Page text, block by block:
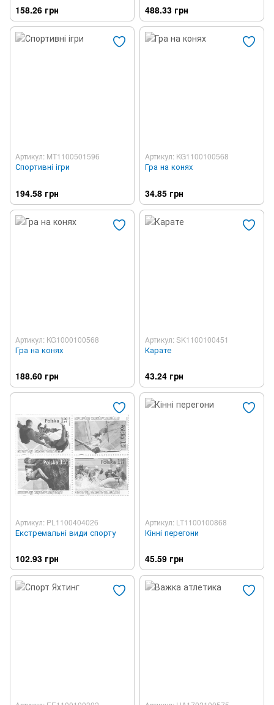
158.26 грн 488.33 грн
Артикул: MT1100501596
Спортивні ігри
194.58 грн
Артикул: KG1100100568
Гра на конях
34.85 грн
Артикул: KG1000100568
Гра на конях
188.60 грн
Артикул: SK1100100451
Карате
43.24 грн
Артикул: PL1100404026
Екстремальні види спорту
102.93 грн
Артикул: LT1100100868
Кінні перегони
45.59 грн